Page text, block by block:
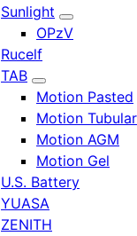
Sunlight
OPzV
Rucelf
TAB
Motion Pasted
Motion Tubular
Motion AGM
Motion Gel
U.S. Battery
YUASA
ZENITH